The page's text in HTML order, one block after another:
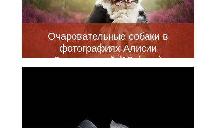
Очаровательные собаки в
фотографиях Алисии
Змысловской (13 фото)